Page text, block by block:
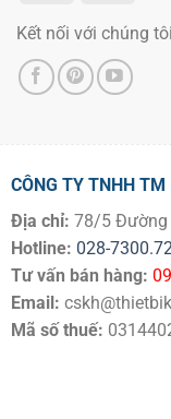
Kết nối với chúng tôi
CÔNG TY TNHH
Địa chỉ: 78/5 Đường
Hotline: 028-
Tư vấn bán hàng:
Email:
Mã số thuế: